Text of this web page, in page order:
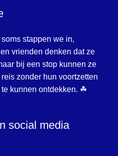
stappen we in,
vrienden denken dat ze
bij een stop kunnen ze
zonder hun voortzetten
kunnen ontdekken. ☘
social media